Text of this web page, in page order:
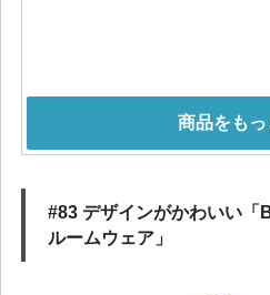
#83 デザインがかわいい「
ルームウェア」